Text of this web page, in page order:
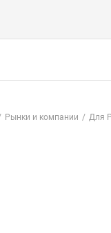
Рынки и компании Для